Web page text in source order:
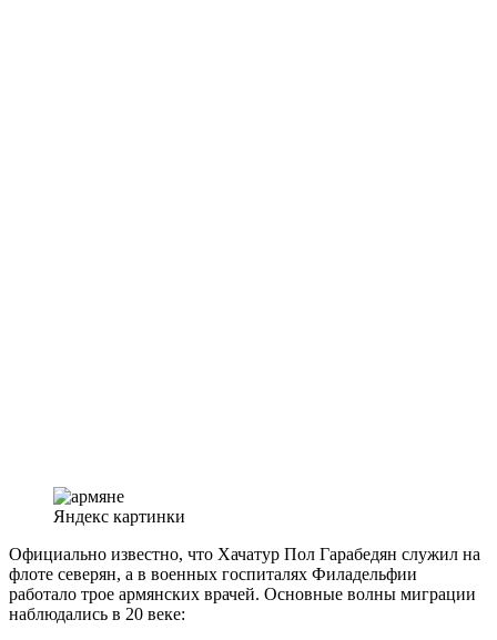
Яндекс картинки
Официально известно, что Хачатур Пол Гарабедян служил на
флоте северян, а в военных госпиталях Филадельфии
работало трое армянских врачей. Основные волны миграции
наблюдались в 20 веке: